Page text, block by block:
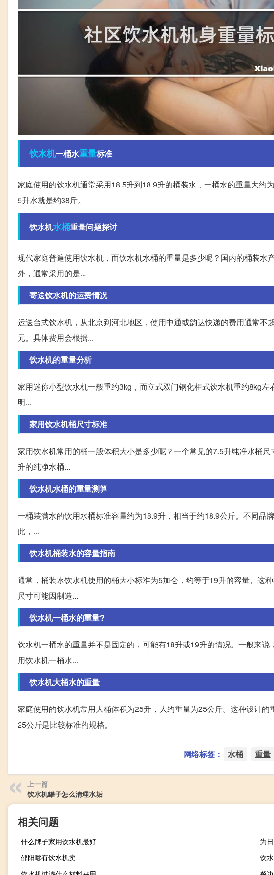
饮水机一桶水重量标准
家庭使用的饮水机通常采用18.5升到18.9升的桶装水，一桶水的重量大约
5升水就是约38斤。
饮水机水桶重量问题探讨
现代家庭普遍使用饮水机，而饮水机水桶的重量是多少呢？国内的桶装
外，通常采用的是...
寄送饮水机的运费情况
运送台式饮水机，从北京到河北地区，使用中通或韵达快递的费用通常
元。具体费用会根据...
饮水机的重量分析
家用迷你小型饮水机一般重约3kg，而立式双门钢化柜式饮水机重约8kg
明...
家用饮水机桶尺寸标准
家用饮水机常用的桶一般体积大小是多少呢？一个常见的7.5升纯净水桶
升的纯净水桶...
饮水机水桶的重量测算
一桶装满水的饮用水桶标准容量约为18.9升，相当于约18.9公斤。不同品
此，...
饮水机桶装水的容量指南
通常，桶装水饮水机使用的桶大小标准为5加仑，约等于19升的容量。这
尺寸可能因制造...
饮水机一桶水的重量?
饮水机一桶水的重量并不是固定的，可能有18升或19升的情况。一般来
用饮水机一桶水...
饮水机大桶水的重量
家庭使用的饮水机常用大桶体积为25升，大约重量为25公斤。这种设计
25公斤是比较标准的规格。
网络标签： 水桶 重量
上一篇
饮水机罐子怎么清理水垢
相关问题
什么牌子家用饮水机最好
为
邵阳哪有饮水机卖
饮